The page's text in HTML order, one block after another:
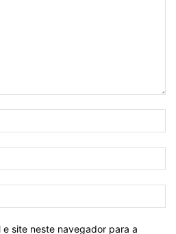
e site neste navegador para a